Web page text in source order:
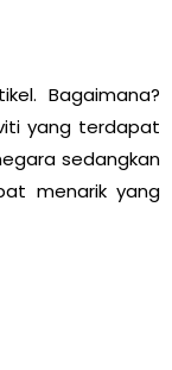
Bagaimana?
yang terdapat
sedangkan
menarik yang